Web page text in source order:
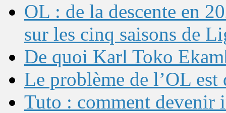
OL : de la descente en
sur les cinq saisons de
De quoi Karl Toko
Le problème de l’OL
Tuto : comment devenir